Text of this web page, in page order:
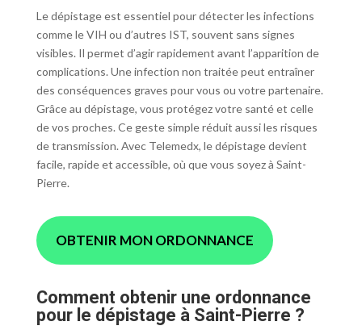
Le dépistage est essentiel pour détecter les infections
comme le VIH ou d’autres IST, souvent sans signes
visibles. Il permet d’agir rapidement avant l’apparition de
complications. Une infection non traitée peut entraîner
des conséquences graves pour vous ou votre partenaire.
Grâce au dépistage, vous protégez votre santé et celle
de vos proches. Ce geste simple réduit aussi les risques
de transmission. Avec Telemedx, le dépistage devient
facile, rapide et accessible, où que vous soyez à Saint-
Pierre.
OBTENIR MON ORDONNANCE
Comment obtenir une ordonnance
pour le dépistage à Saint-Pierre ?